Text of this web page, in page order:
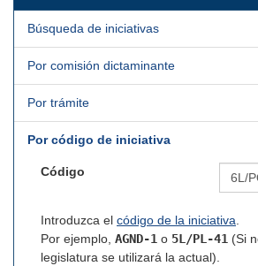
Búsqueda de iniciativas
Por comisión dictaminante
Por trámite
Por código de iniciativa
Código
Introduzca el código de la iniciativa.
Por ejemplo, AGND-1 o 5L/PL-41 (Si
legislatura se utilizará la actual).